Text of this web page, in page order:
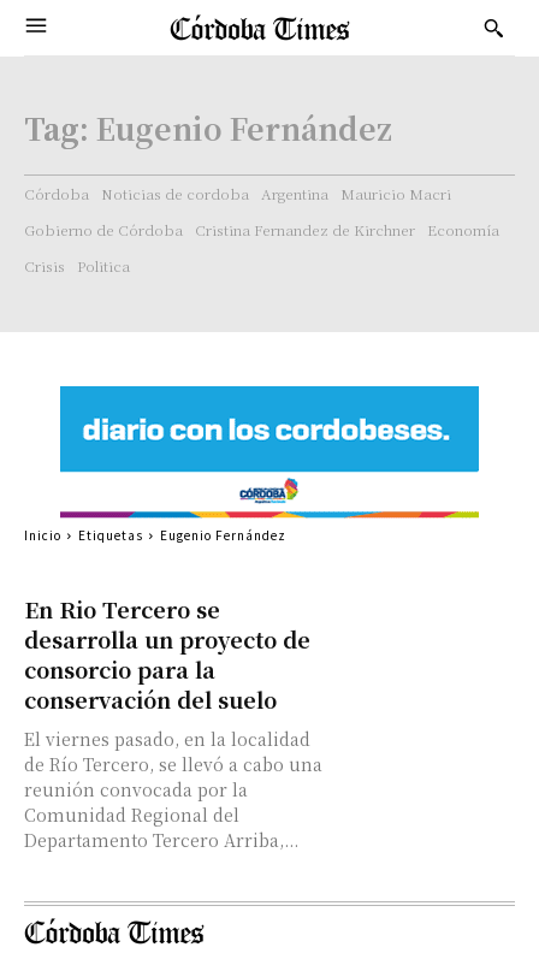
Tag: Eugenio Fernández
Córdoba Noticias de cordoba Argentina
Mauricio Macri
Gobierno de Córdoba
Cristina Fernandez de Kirchner
Economía
Crisis
Politica
En Rio Tercero se
desarrolla un proyecto de
consorcio para la
conservación del suelo
El viernes pasado, en la localidad
de Río Tercero, se llevó a cabo una
reunión convocada por la
Comunidad Regional del
Departamento Tercero Arriba,...
Inicio Etiquetas Eugenio Fernández